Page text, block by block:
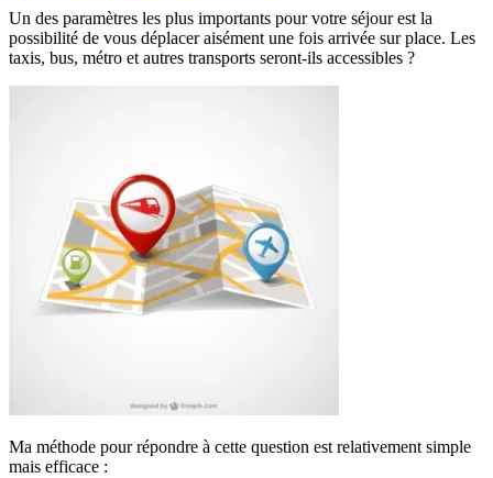
Un des paramètres les plus importants pour votre séjour est la
possibilité de vous déplacer aisément une fois arrivée sur place. Les
taxis, bus, métro et autres transports seront-ils accessibles ?
Ma méthode pour répondre à cette question est relativement simple
mais efficace :